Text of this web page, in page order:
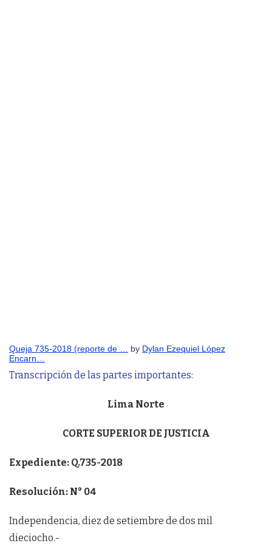
Queja 735-2018 (reporte de … by Dylan Ezequiel López
Encarn…
Transcripción de las partes importantes:
Lima Norte
CORTE SUPERIOR DE JUSTICIA
Expediente: Q.735-2018
Resolución: N° 04
Independencia, diez de setiembre de dos mil
dieciocho.-